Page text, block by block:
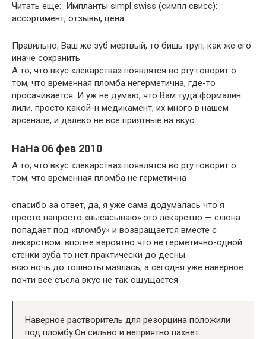
Читать еще: Импланты simpl swiss (симпл свисс):
ассортимент, отзывы, цена
Правильно, Ваш же зуб мертвый, то бишь труп, как же его
иначе сохранить
А то, что вкус «лекарства» появлятся во рту говорит о
том, что временная пломба негерметична, где-то
просачивается. И уж не думаю, что Вам туда формалин
лили, просто какой-н медикамент, их много в нашем
арсенале, и далеко не все приятные на вкус .
НаНа 06 фев 2010
А то, что вкус «лекарства» появлятся во рту говорит о
том, что временная пломба не герметична
спасибо за ответ, да, я уже сама додумалась что я
просто напросто «высасываю» это лекарство — слюна
попадает под «пломбу» и возвращается вместе с
лекарством. вполне вероятно что не герметично-одной
стенки зуба то нет практически до десны.
всю ночь до тошноты маялась, а сегодня уже наверное
почти все съела вкус не так ощущается
Наверное растворитель для резорцина положили
под пломбу.Он сильно и неприятно пахнет.